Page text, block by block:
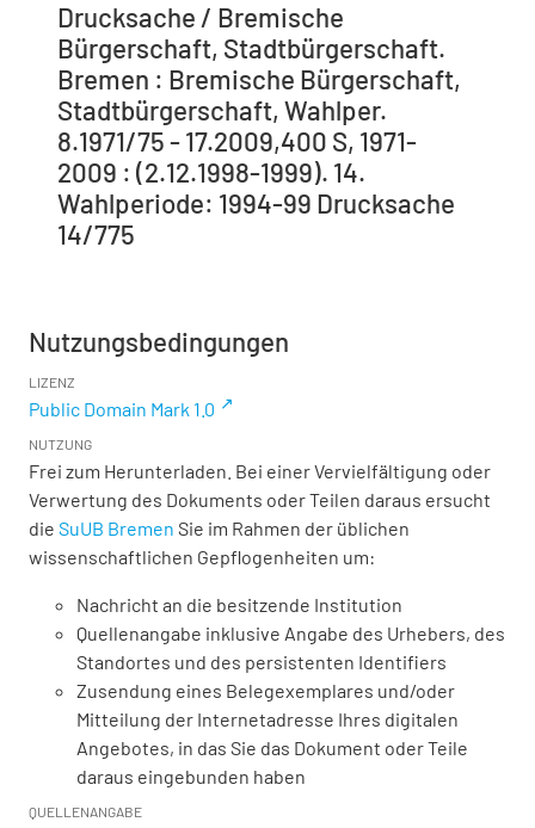
Drucksache / Bremische
Bürgerschaft, Stadtbürgerschaft.
Bremen : Bremische Bürgerschaft,
Stadtbürgerschaft, Wahlper.
8.1971/75 - 17.2009,400 S, 1971-
2009 : (2.12.1998-1999). 14.
Wahlperiode: 1994-99 Drucksache
14/775
Nutzungsbedingungen
LIZENZ
Public Domain Mark 1.0
NUTZUNG
Frei zum Herunterladen. Bei einer Vervielfältigung oder
Verwertung des Dokuments oder Teilen daraus ersucht
die SuUB Bremen Sie im Rahmen der üblichen
wissenschaftlichen Gepflogenheiten um:
Nachricht an die besitzende Institution
Quellenangabe inklusive Angabe des Urhebers, des
Standortes und des persistenten Identifiers
Zusendung eines Belegexemplares und/oder
Mitteilung der Internetadresse Ihres digitalen
Angebotes, in das Sie das Dokument oder Teile
daraus eingebunden haben
QUELLENANGABE